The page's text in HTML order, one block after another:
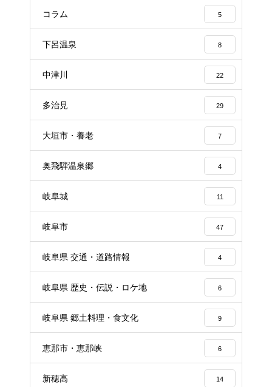
コラム 5
下呂温泉 8
中津川 22
多治見 29
大垣市・養老 7
奥飛騨温泉郷 4
岐阜城 11
岐阜市 47
岐阜県 交通・道路情報 4
岐阜県 歴史・伝説・ロケ地 6
岐阜県 郷土料理・食文化 9
恵那市・恵那峡 6
新穂高 14